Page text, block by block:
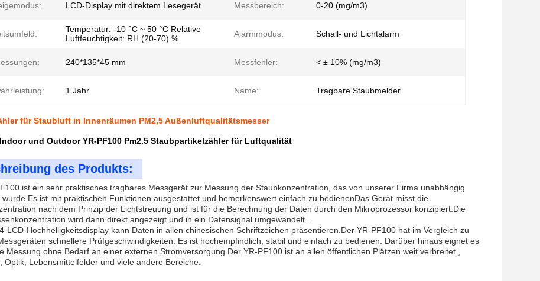
LCD-Display mit direktem Lesegerät Messbereich: 0-20 (mg/m3)
Temperatur: -10 °C ~ 50 °C Relative
Luftfeuchtigkeit: RH (20-70) %
Alarmmodus: Schall- und Lichtalarm
240*135*45 mm Messfehler: < ± 10% (mg/m3)
1 Jahr Name: Tragbare Staubmelder
für Staubluft in Innenräumen PM2,5 Außenluftqualitätsmesser
und Outdoor YR-PF100 Pm2.5 Staubpartikelzähler für Luftqualität
des Produkts:
ist ein sehr praktisches tragbares Messgerät zur Messung der Staubkonzentration, das von unserer Firma unabhängig
wurde.Es ist mit praktischen Funktionen ausgestattet und bemerkenswert einfach zu bedienenDas Gerät misst die
nach dem Prinzip der Lichtstreuung und ist für die Berechnung der Daten durch den Mikroprozessor konzipiert.Die
wird dann direkt angezeigt und in ein Datensignal umgewandelt..
LCD-Hochhelligkeitsdisplay kann Daten in allen chinesischen Schriftzeichen präsentieren.Der YR-PF100 hat im Vergleich zu
schnellere Prüfgeschwindigkeiten. Es ist hochempfindlich, stabil und einfach zu bedienen. Darüber hinaus eignet es
Messung ohne Bedarf an einer externen Stromversorgung.Der YR-PF100 ist an allen öffentlichen Plätzen weit verbreitet.,
Optik, Lebensmittelfelder und viele andere Bereiche.